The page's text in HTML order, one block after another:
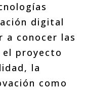
digital
a conocer las
proyecto
la
como